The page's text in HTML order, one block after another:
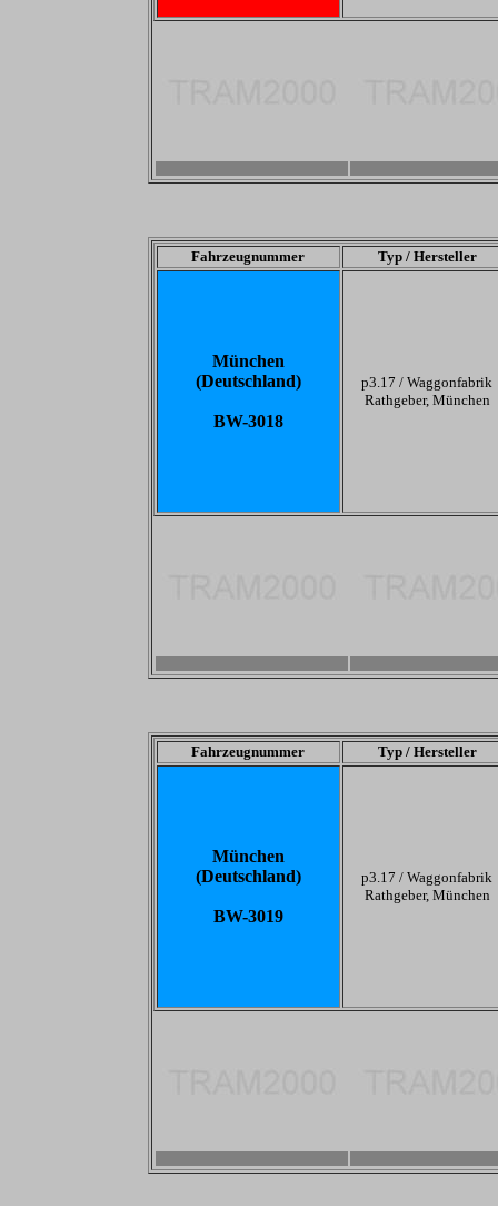
Fahrzeugnummer Typ / Hersteller
München
(Deutschland)
BW-3018
p3.17 / Waggonfabrik
Rathgeber, München
Fahrzeugnummer Typ / Hersteller
München
(Deutschland)
BW-3019
p3.17 / Waggonfabrik
Rathgeber, München